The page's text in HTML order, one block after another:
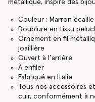
métallique, inspiré des
Couleur : Marron
Doublure en tissu
Ornement en fil
joaillière
Ouvert à l’arrière
À enfiler
Fabriqué en Italie
Tous nos accessoires
cuir, conformément à